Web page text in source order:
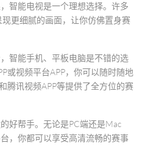
智能电视是一个理想选择。许多
更细腻的画面，让你仿佛置身赛
智能手机、平板电脑是不错的选
或视频平台APP，你可以随时随地
腾讯视频APP等提供了全方位的赛
好帮手。无论是PC端还是Mac
，你都可以享受高清流畅的赛事